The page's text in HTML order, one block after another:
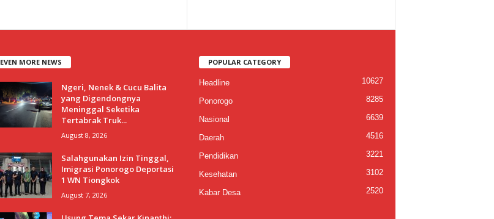
EVEN MORE NEWS
Ngeri, Nenek & Cucu Balita
yang Digendongnya
Meninggal Seketika
Tertabrak Truk...
August 8, 2026
Salahgunakan Izin Tinggal,
Imigrasi Ponorogo Deportasi
1 WN Tiongkok
August 7, 2026
POPULAR CATEGORY
Headline 10627
Ponorogo 8285
Nasional 6639
Daerah 4516
Pendidikan 3221
Kesehatan 3102
Kabar Desa 2520